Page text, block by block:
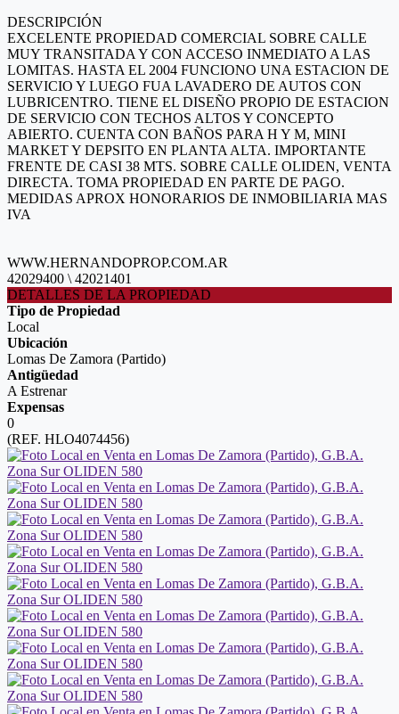
DESCRIPCIÓN
EXCELENTE PROPIEDAD COMERCIAL SOBRE CALLE
MUY TRANSITADA Y CON ACCESO INMEDIATO A LAS
LOMITAS. HASTA EL 2004 FUNCIONO UNA ESTACION DE
SERVICIO Y LUEGO FUA LAVADERO DE AUTOS CON
LUBRICENTRO. TIENE EL DISEÑO PROPIO DE ESTACION
DE SERVICIO CON TECHOS ALTOS Y CONCEPTO
ABIERTO. CUENTA CON BAÑOS PARA H Y M, MINI
MARKET Y DEPSITO EN PLANTA ALTA. IMPORTANTE
FRENTE DE CASI 38 MTS. SOBRE CALLE OLIDEN, VENTA
DIRECTA. TOMA PROPIEDAD EN PARTE DE PAGO.
MEDIDAS APROX HONORARIOS DE INMOBILIARIA MAS
IVA
WWW.HERNANDOPROP.COM.AR
42029400 \ 42021401
DETALLES DE LA PROPIEDAD
Tipo de Propiedad
Local
Ubicación
Lomas De Zamora (Partido)
Antigüedad
A Estrenar
Expensas
0
(REF. HLO4074456)